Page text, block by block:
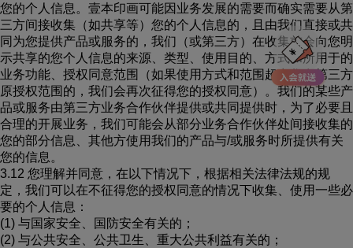
您的个人信息。壹本印画可能因业务发展的需要而确实需要从第
三方间接收集（如共享等）您的个人信息的，且由我们直接或共
同为您提供产品或服务的，我们（或第三方）在收集前会向您明
示共享的您个人信息的来源、类型、使用目的、方式和所用于的
业务功能、授权同意范围（如果使用方式和范围超出您在第三方
原授权范围的，我们会再次征得您的授权同意）。我们的某些产
品或服务由第三方业务合作伙伴提供或共同提供时，为了必要且
合理的开展业务，我们可能会从部分业务合作伙伴处间接收集的
您的部分信息、其他方使用我们的产品与/或服务时所提供有关
您的信息。
3.12 您理解并同意，在以下情况下，根据相关法律法规的规
定，我们可以在不征得您的授权同意的情况下收集、使用一些必
要的个人信息：
(1) 与国家安全、国防安全有关的；
(2) 与公共安全、公共卫生、重大公共利益有关的；